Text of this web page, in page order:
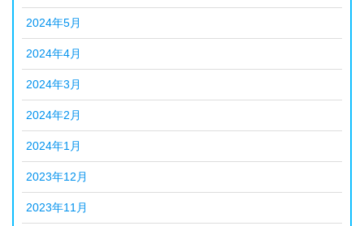
2024年5月
2024年4月
2024年3月
2024年2月
2024年1月
2023年12月
2023年11月